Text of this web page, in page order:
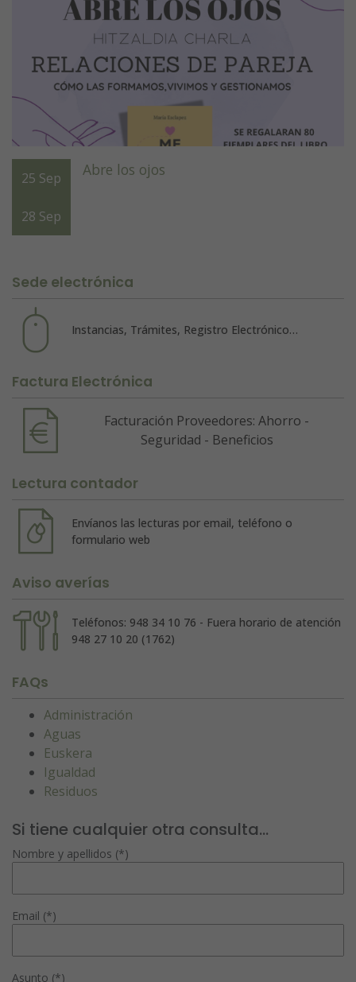
25 Sep
28 Sep
Abre los ojos
Sede electrónica
Instancias, Trámites, Registro Electrónico…
Factura Electrónica
Facturación Proveedores: Ahorro -
Seguridad - Beneficios
Lectura contador
Envíanos las lecturas por email, teléfono o
formulario web
Aviso averías
Teléfonos: 948 34 10 76 - Fuera horario de atención
948 27 10 20 (1762)
FAQs
Administración
Aguas
Euskera
Igualdad
Residuos
Si tiene cualquier otra consulta...
Nombre y apellidos (*)
Email (*)
Asunto (*)